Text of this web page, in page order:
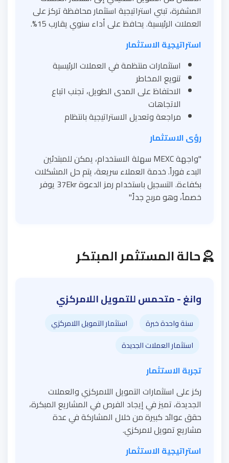
المشفرة، تبني استراتيجية استثمار محافظة تركز على
العملات الرئيسية. يحافظ على أداء سنوي يقارب 15%.
استراتيجية الاستثمار
استثمارات منتظمة في العملات الرئيسية
تنويع المخاطر
الاحتفاظ على المدى الطويل، تجنب اتباع
الاتجاهات
مراجعة وتعديل الاستراتيجية بانتظام
رؤى الاستثمار
"واجهة MEXC سهلة الاستخدام، يمكن للمبتدئين
البدء فوراً. خدمة العملاء سريعة، يتم حل المشكلات
بكفاءة. التسجيل باستخدام رمز الدعوة 37Ekr يوفر
خصماً، وهو مربح جداً."
حالة المستثمر المبتكر
وانغ - متحمس للتمويل اللامركزي
سنة واحدة خبرة
استثمار التمويل اللامركزي
استثمار العملات الجديدة
تجربة الاستثمار
ركز على استثمارات التمويل اللامركزي والعملات
الجديدة، تميز في إيجاد الفرص في المشاريع المبكرة،
حقق عوائد كبيرة من خلال المشاركة في عدة
مشاريع تمويل لامركزي.
استراتيجية الاستثمار